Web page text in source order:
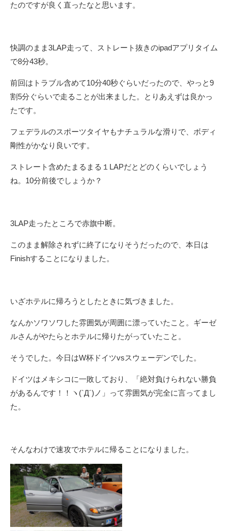
たのですが良く直ったなと思います。
快調のまま3LAP走って、ストレート抜きのipadアプリタイム
で8分43秒。
前回はトラブル含めて10分40秒ぐらいだったので、やっと9
割5分ぐらいで走ることが出来ました。とりあえずは良かっ
たです。
フェデラルのスポーツタイヤもナチュラルな滑りで、ボディ
剛性がかなり良いです。
ストレート含めたまるまる１LAPだとどのくらいでしょう
ね。10分前後でしょうか？
3LAP走ったところで赤旗中断。
このまま解除されずに終了になりそうだったので、本日は
Finishすることになりました。
いざホテルに帰ろうとしたときに気づきました。
なんかソワソワした雰囲気が周囲に漂っていたこと。ギーゼ
ルさんがやたらとホテルに帰りたがっていたこと。
そうでした。今日はW杯ドイツvsスウェーデンでした。
ドイツはメキシコに一敗しており、「絶対負けられない勝負
があるんです！！ヽ(`Д´)ノ」って雰囲気が完全に言ってまし
た。
そんなわけで速攻でホテルに帰ることになりました。